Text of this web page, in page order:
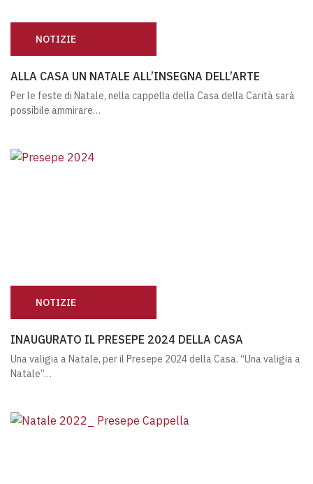
NOTIZIE
ALLA CASA UN NATALE ALL’INSEGNA DELL’ARTE
Per le feste di Natale, nella cappella della Casa della Carità sarà
possibile ammirare…
NOTIZIE
INAUGURATO IL PRESEPE 2024 DELLA CASA
Una valigia a Natale, per il Presepe 2024 della Casa. “Una valigia a
Natale”…